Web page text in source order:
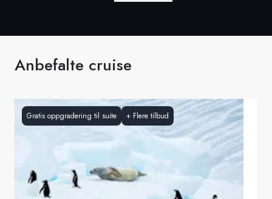
Anbefalte cruise
Gratis oppgradering til suite + Flere tilbud